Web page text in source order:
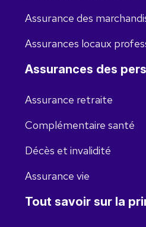
Assurance des
Assurances locaux
Assurances des
Assurance retraite
Complémentaire santé
Décès et invalidité
Assurance vie
Tout savoir sur la